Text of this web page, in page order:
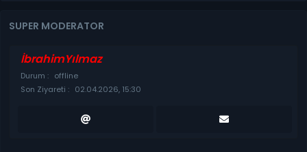
SUPER MODERATOR
İbrahimYılmaz
Durum : offline
Son Ziyareti : 02.04.2026, 15:30